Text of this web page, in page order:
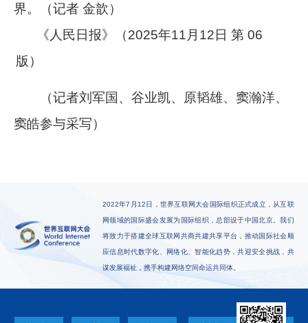
界。（记者 金歆）
《人民日报》（2025年11月12日 第 06
版）
（记者刘军国、谷业凯、原韬雄、窦瀚洋、
窦皓参与采写）
2022年7月12日，世界互联网大会国际组织正式成立，从互联
网领域的国际盛会发展为国际组织，总部设于中国北京。我们
将致力于搭建全球互联网共商共建共享平台，推动国际社会顺
应信息时代数字化、网络化、智能化趋势，共迎安全挑战，共
谋发展福祉，携手构建网络空间命运共同体。